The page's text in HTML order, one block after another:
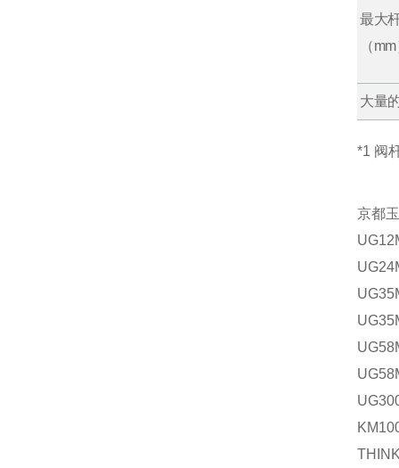
最大
（
大量
*1 阀
京都
UG
UG
UG
UG
UG
UG
UG
KM